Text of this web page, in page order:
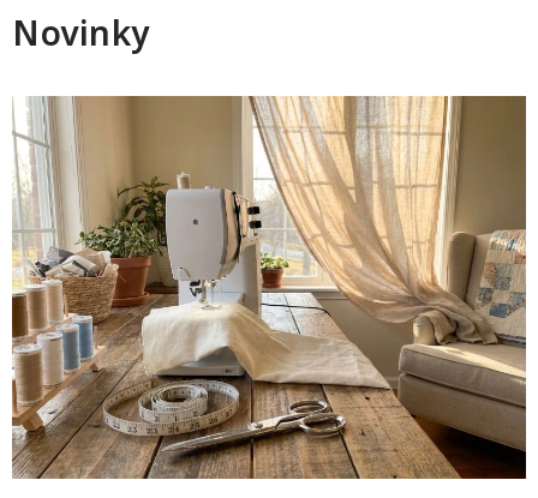
Sezóna & Volný čas
Dárkové tipy
Slevy
Pro mazlíky
Pro děti
Testovací laboratoř
Blog o bydlení a zahradě
Vydělávejte s námi
Novinky
V
ý
p
i
s
č
l
á
n
k
ů